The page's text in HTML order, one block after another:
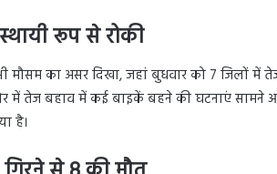
रूप से रोकी
मौसम का असर दिखा, जहां बुधवार को 7 जिलों में
में तेज बहाव में कई बाइकें बहने की घटनाएं सामने
है।